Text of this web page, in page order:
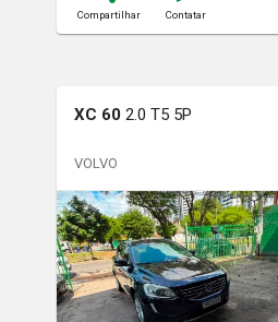
Compartilhar Contatar
XC 60 2.0 T5 5P
VOLVO